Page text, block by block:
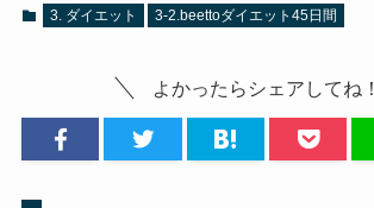
3. ダイエット 3-2.beettoダイエット45日間
よかったらシェアしてね！